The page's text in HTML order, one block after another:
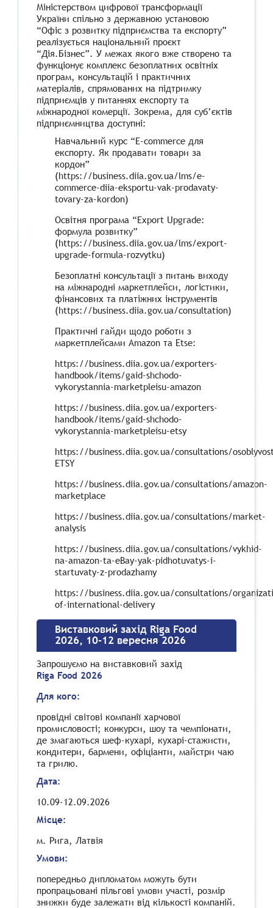
Міністерством цифрової трансформації
України спільно з державною установою
“Офіс з розвитку підприємства та експорту”
реалізується національний проєкт
“Дія.Бізнес”. У межах якого вже створено та
функціонує комплекс безоплатних освітніх
програм, консультацій і практичних
матеріалів, спрямованих на підтримку
підприємців у питаннях експорту та
міжнародної комерції. Зокрема, для суб’єктів
підприємництва доступні:
Навчальний курс “Е-commerce для
експорту. Як продавати товари за
кордон”
(https://business.diia.gov.ua/lms/e-
commerce-diia-eksportu-vak-prodavaty-
tovary-za-kordon)
Освітня програма “Export Upgrade:
формула розвитку”
(https://business.diia.gov.ua/lms/export-
upgrade-formula-rozvytku)
Безоплатні консультації з питань виходу
на міжнародні маркетплейси, логістики,
фінансових та платіжних інструментів
(https://business.diia.gov.ua/consultation)
Практичні гайди щодо роботи з
маркетплейсами Amazon та Etse:
https://business.diia.gov.ua/exporters-
handbook/items/gaid-shchodo-
vykorystannia-marketpleisu-amazon
https://business.diia.gov.ua/exporters-
handbook/items/gaid-shchodo-
vykorystannia-marketpleisu-etsy
https://business.diia.gov.ua/consultations/
ETSY
https://business.diia.gov.ua/consultations/amazon-
marketplace
https://business.diia.gov.ua/consultations/market-
analysis
https://business.diia.gov.ua/consultations/vykhid-
na-amazon-ta-eBay-yak-pidhotuvatys-i-
startuvaty-z-prodazhamy
https://business.diia.gov.ua/consultations/
of-international-delivery
Виставковий захід Riga Food
2026, 10-12 вересня 2026
Запрошуємо на виставковий захід
Riga Food 2026
Для кого:
провідні світові компанії харчової
промисловості; конкурси, шоу та чемпіонати,
де змагаються шеф-кухарі, кухарі-стажисти,
кондитери, бармени, офіціанти, майстри чаю
та грилю.
Дата:
10.09-12.09.2026
Місце:
м. Рига, Латвія
Умови:
попередньо дипломатом можуть бути
пропрацьовані пільгові умови участі, розмір
знижки буде залежати від кількості компаній.